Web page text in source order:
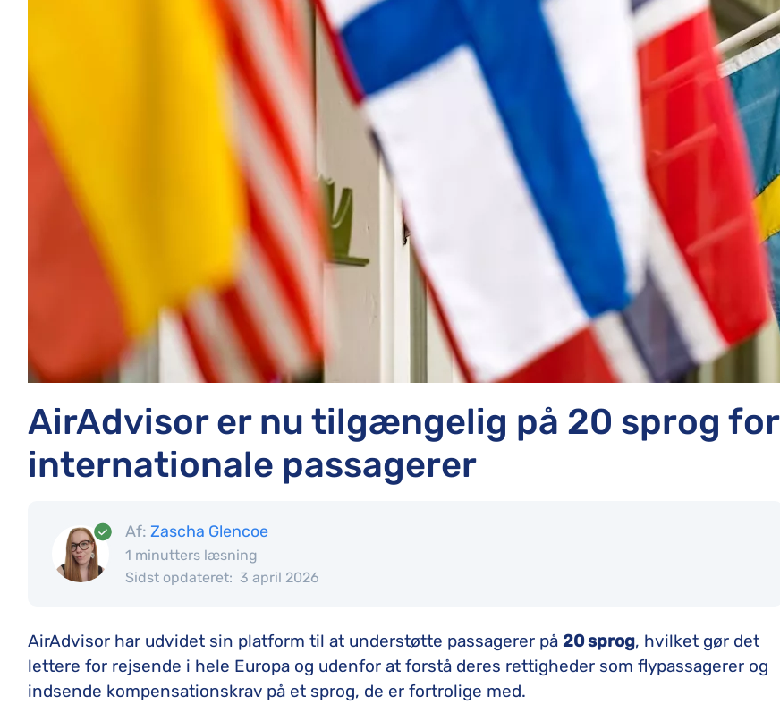
Air France-kompensation
British Airways-kompensation
KLM-kompensation
AirAdvisor er nu tilgængelig på 20 sprog for
internationale passagerer
Af: Zascha Glencoe
1 minutters læsning
Sidst opdateret: 3 april 2026
AirAdvisor har udvidet sin platform til at understøtte passagerer på 20 sprog, hvilket gør det
lettere for rejsende i hele Europa og udenfor at forstå deres rettigheder som flypassagerer og
indsende kompensationskrav på et sprog, de er fortrolige med.